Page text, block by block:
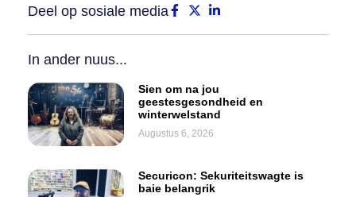
Deel op sosiale media
In ander nuus...
Sien om na jou
geestesgesondheid en
winterwelstand
Augustus 6, 2026
Securicon: Sekuriteitswagte is
baie belangrik